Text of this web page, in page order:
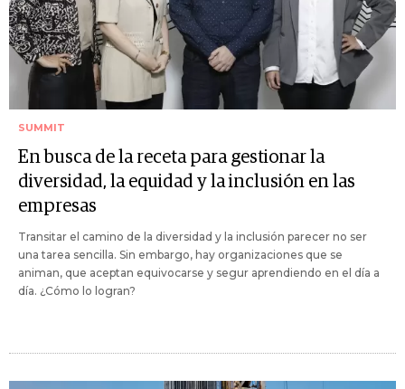
SUMMIT
En busca de la receta para gestionar la
diversidad, la equidad y la inclusión en las
empresas
Transitar el camino de la diversidad y la inclusión parecer no ser
una tarea sencilla. Sin embargo, hay organizaciones que se
animan, que aceptan equivocarse y segur aprendiendo en el día a
día. ¿Cómo lo logran?